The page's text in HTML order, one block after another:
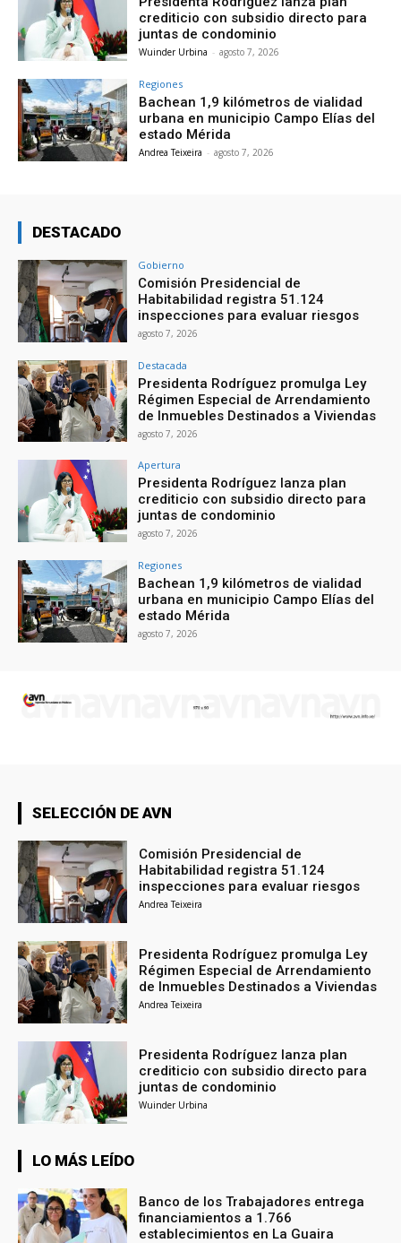
crediticio con subsidio directo para
juntas de condominio
Wuinder Urbina - agosto 7, 2026
Regiones
Bachean 1,9 kilómetros de vialidad
urbana en municipio Campo Elías del
estado Mérida
Andrea Teixeira - agosto 7, 2026
DESTACADO
Gobierno
Comisión Presidencial de
Habitabilidad registra 51.124
inspecciones para evaluar riesgos
agosto 7, 2026
Destacada
Presidenta Rodríguez promulga Ley
Régimen Especial de Arrendamiento
de Inmuebles Destinados a Viviendas
agosto 7, 2026
Apertura
Presidenta Rodríguez lanza plan
crediticio con subsidio directo para
juntas de condominio
agosto 7, 2026
Regiones
Bachean 1,9 kilómetros de vialidad
urbana en municipio Campo Elías del
estado Mérida
agosto 7, 2026
SELECCIÓN DE AVN
Comisión Presidencial de
Habitabilidad registra 51.124
inspecciones para evaluar riesgos
Andrea Teixeira
Presidenta Rodríguez promulga Ley
Régimen Especial de Arrendamiento
de Inmuebles Destinados a Viviendas
Andrea Teixeira
Presidenta Rodríguez lanza plan
crediticio con subsidio directo para
juntas de condominio
Wuinder Urbina
LO MÁS LEÍDO
Banco de los Trabajadores entrega
financiamientos a 1.766
establecimientos en La Guaira